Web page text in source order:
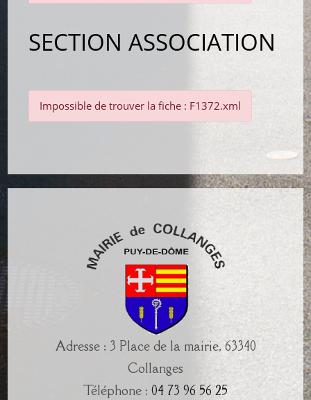
SECTION ASSOCIATION
Impossible de trouver la fiche : F1372.xml
Adresse : 3 Place de la mairie, 63340
Collanges
Téléphone : 04 73 96 56 25